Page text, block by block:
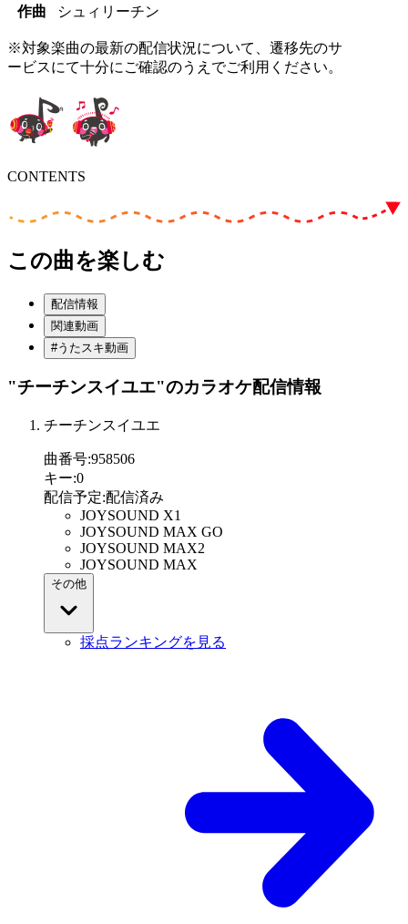
作曲
シュィリーチン
※対象楽曲の最新の配信状況について、遷移先のサ
ービスにて十分にご確認のうえでご利用ください。
CONTENTS
この曲を楽しむ
配信情報
関連動画
#うたスキ動画
"チーチンスイユエ"のカラオケ配信情報
チーチンスイユエ
曲番号:958506
キー:0
配信予定:配信済み
JOYSOUND X1
JOYSOUND MAX GO
JOYSOUND MAX2
JOYSOUND MAX
その他
採点ランキングを見る